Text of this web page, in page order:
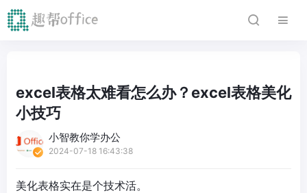
excel表格太难看怎么办？excel表格美化
小技巧
小智教你学办公
2024-07-18 16:43:38
美化表格实在是个技术活。